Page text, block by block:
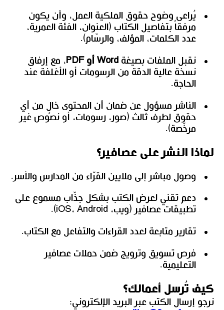
يُراعى وضوح حقوق الملكية العمل، وأن يكون
مرفقاً بتفاصيل الكتاب (العنوان، الفئة العمرية،
عدد الكلمات، المؤلف، والرسّام).
نقبل الملفات بصيغةWord أو PDF
، مع إرفاق
نسخة عالية الدقة من الرسومات أو الأغلفة عند
الحاجة.
الناشر مسؤول عن ضمان أن المحتوى خالٍ من أي
حقوق لطرف ثالث (صور، رسومات، أو نصوص غير
مرخّصة).
لماذا النشر على عصافير؟
وصول مباشر إلى ملايين القرّاء من المدارس والأسر.
دعم تقني لعرض الكتب بشكل جذّاب مسموع على
تطبيقات عصافير (ويب، iOS، Android).
تقارير متابعة لعدد القراءات والتفاعل مع الكتاب.
فرص تسويق وترويج ضمن حملات عصافير
التعليمية.
كيف تُرسل أعمالك؟
نرجو إرسال الكتب عبر البريد الإلكتروني: